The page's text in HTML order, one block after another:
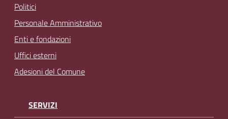
Politici
Personale Amministrativo
Enti e fondazioni
Uffici esterni
Adesioni del Comune
SERVIZI